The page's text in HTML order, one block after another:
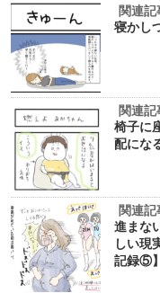
関連記
寝かし
関連記
椅子に
配にな
関連記
進まな
しい現
記録⑤